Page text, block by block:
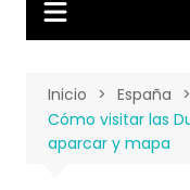
Inicio España
Cómo visitar las
aparcar y mapa